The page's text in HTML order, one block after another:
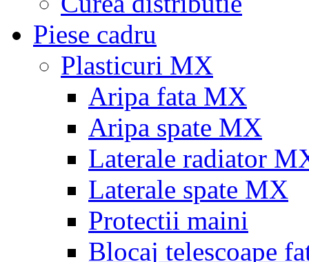
Piese cadru
Plasticuri MX
Aripa fata MX
Aripa spate MX
Laterale radiator
Laterale spate MX
Protectii maini
Blocaj telescoape